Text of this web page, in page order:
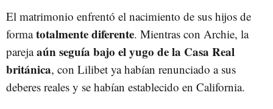
El matrimonio enfrentó el nacimiento de sus hijos de
formatotalmente diferente. Mientras con Archie, la
parejaaún seguía bajo el yugo de la Casa Real
británica, con Lilibet ya habían renunciado a sus
deberes reales y se habían establecido en California.